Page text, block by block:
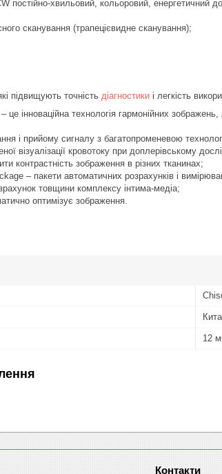
постійно-хвильовий, кольоровий, енергетичний
сканування (трапецієвидне сканування);
підвищують точність діагностики і легкість
інноваційна технологія гармонійних
і прийому сигналу з багатопроменевою
візуалізації кровотоку при доплерівському
контрастність зображення в різних тканинах;
– пакети автоматичних розрахунків і
товщини комплексу інтима-медіа;
оптимізує зображення.
12